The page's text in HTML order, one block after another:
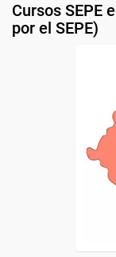
Cursos SEPE
por el SEPE)